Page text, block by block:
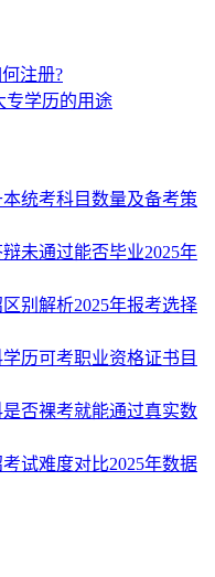
注册?
专学历的用途
本统考科目数量及备考策
未通过能否毕业2025年
别解析2025年报考选择
学历可考职业资格证书目
是否裸考就能通过真实数
试难度对比2025年数据